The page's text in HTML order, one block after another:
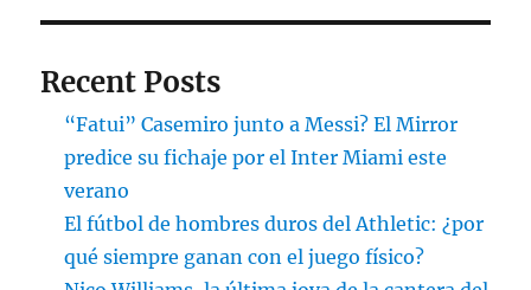
Recent Posts
“Fatui” Casemiro junto a Messi? El Mirror
predice su fichaje por el Inter Miami este
verano
El fútbol de hombres duros del Athletic: ¿por
qué siempre ganan con el juego físico?